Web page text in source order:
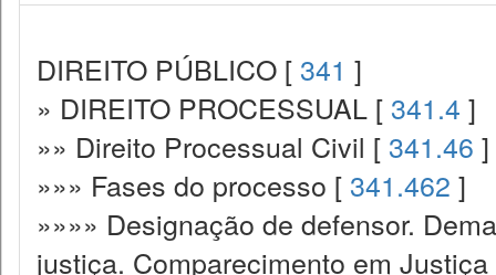
DIREITO PÚBLICO [ 341 ]
» DIREITO PROCESSUAL [ 341.4 ]
»» Direito Processual Civil [ 341.46 ]
»»» Fases do processo [ 341.462 ]
»»»» Designação de defensor.
justiça. Comparecimento em